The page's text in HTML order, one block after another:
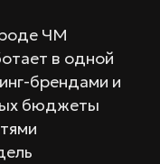
ЧМ
в одной
брендами и
бюджеты